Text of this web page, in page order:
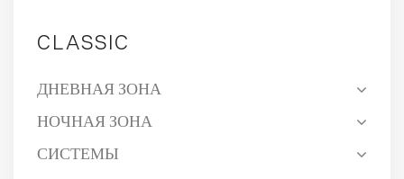
CLASSIC
ДНЕВНАЯ ЗОНА
НОЧНАЯ ЗОНА
СИСТЕМЫ